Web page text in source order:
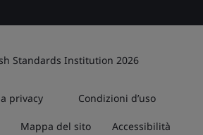
Standards Institution 2026
privacy Condizioni d’uso
Mappa del sito Accessibilità